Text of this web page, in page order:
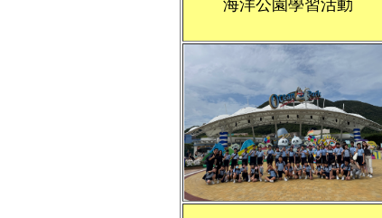
海洋公園學習活動